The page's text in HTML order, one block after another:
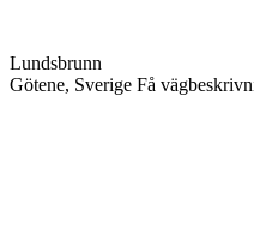
Lundsbrunn
Götene, Sverige Få